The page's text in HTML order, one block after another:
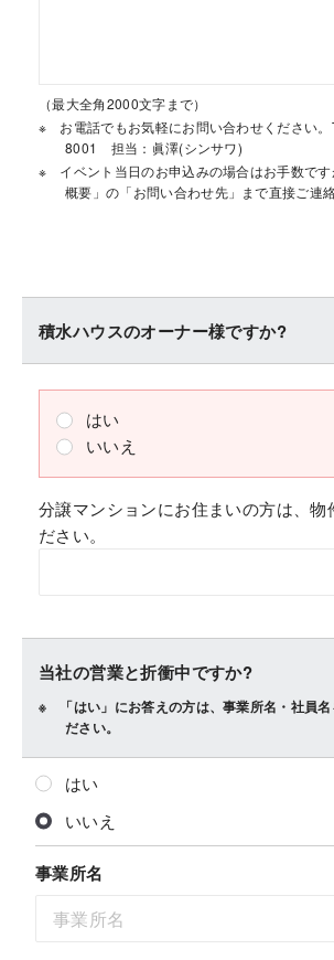
（最大全角2000文字まで）
お電話でもお気軽にお問い合わせください
8001 担当：眞澤(シンサワ)
イベント当日のお申込みの場合はお手数で
概要」の「お問い合わせ先」まで直接ご連絡
積水ハウスのオーナー様ですか?
はい
いいえ
分譲マンションにお住まいの方は、物
ださい。
当社の営業と折衝中ですか?
「はい」にお答えの方は、事業所名・社員
ださい。
はい
いいえ
事業所名